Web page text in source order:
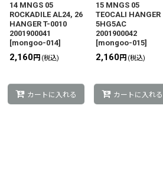
14 MNGS 05
ROCKADILE AL24, 26
HANGER T-0010
2001900041
[mongoo-014]
2,160円 (税込)
カートに入れる
15 MNGS 05
TEOCALI HANGER
5HG5AC
2001900042
[mongoo-015]
2,160円 (税込)
カートに入れる